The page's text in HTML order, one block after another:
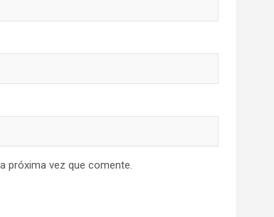
próxima vez que comente.